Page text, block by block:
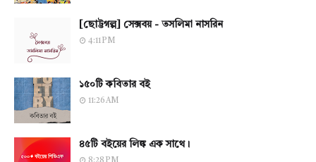
[ছোট্টগল্প] সেক্সবয় - তসলিমা নাসরিন
4:11 PM
১৫০টি কবিতার বই
11:26 AM
৪৫টি বইয়ের লিঙ্ক এক সাথে।